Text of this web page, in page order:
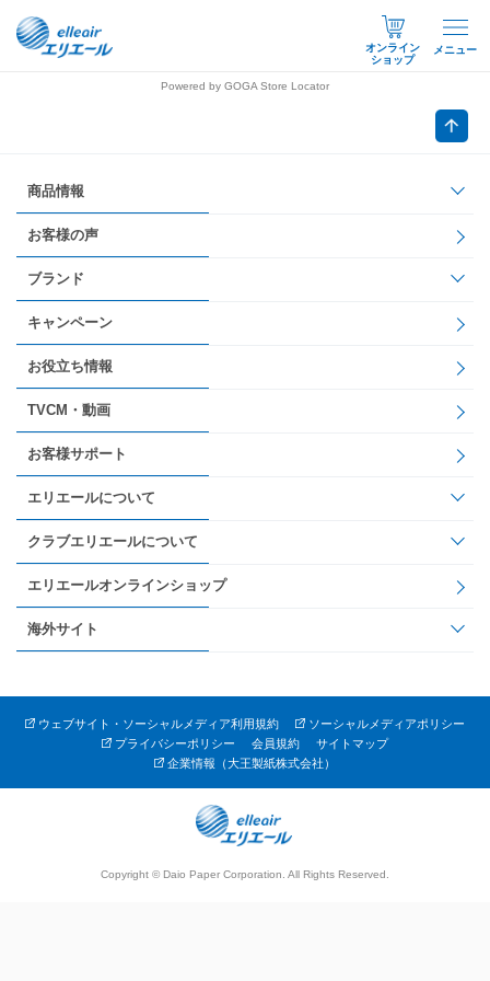
オンライン
ショップ
メニュー
Powered by GOGA Store Locator
商品情報
お客様の声
ブランド
キャンペーン
お役立ち情報
TVCM・動画
お客様サポート
エリエールについて
クラブエリエールについて
エリエールオンラインショップ
海外サイト
ウェブサイト・ソーシャルメディア利用規約
ソーシャルメディアポリシー
プライバシーポリシー
会員規約
サイトマップ
企業情報（大王製紙株式会社）
Copyright © Daio Paper Corporation. All Rights Reserved.